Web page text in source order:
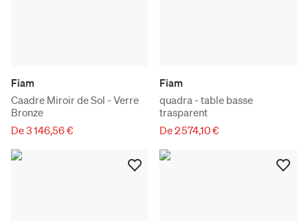
Fiam
Caadre Miroir de Sol - Verre
Bronze
De 3 146,56 €
Fiam
quadra - table basse
trasparent
De 2 574,10 €